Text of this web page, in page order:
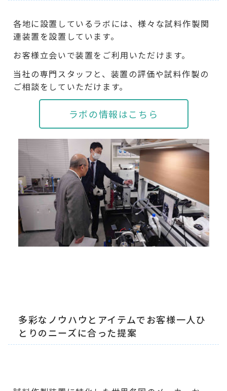
各地に設置しているラボには、様々な試料作製関
連装置を設置しています。
お客様立会いで装置をご利用いただけます。
当社の専門スタッフと、装置の評価や試料作製の
ご相談をしていただけます。
ラボの情報はこちら
多彩なノウハウとアイテムでお客様一人ひ
とりのニーズに合った提案